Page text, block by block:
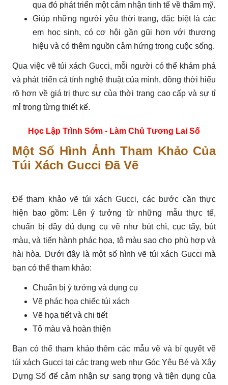
qua đó phát triển một cảm nhận tinh tế về thẩm mỹ.
Giúp những người yêu thời trang, đặc biệt là các
em học sinh, có cơ hội gần gũi hơn với thương
hiệu và có thêm nguồn cảm hứng trong cuộc sống.
Qua việc vẽ túi xách Gucci, mỗi người có thể khám phá
và phát triển cá tính nghệ thuật của mình, đồng thời hiểu
rõ hơn về giá trị thực sự của thời trang cao cấp và sự tỉ
mỉ trong từng thiết kế.
Học Lập Trình Sớm - Làm Chủ Tương Lai Số
Một Số Hình Ảnh Tham Khảo Của
Túi Xách Gucci Đã Vẽ
Để tham khảo vẽ túi xách Gucci, các bước cần thực
hiện bao gồm: Lên ý tưởng từ những mẫu thực tế,
chuẩn bị đầy đủ dụng cụ vẽ như bút chì, cục tẩy, bút
màu, và tiến hành phác họa, tô màu sao cho phù hợp và
hài hòa. Dưới đây là một số hình vẽ túi xách Gucci mà
bạn có thể tham khảo:
Chuẩn bị ý tưởng và dụng cụ
Vẽ phác họa chiếc túi xách
Vẽ họa tiết và chi tiết
Tô màu và hoàn thiện
Bạn có thể tham khảo thêm các mẫu vẽ và bí quyết vẽ
túi xách Gucci tại các trang web như Góc Yêu Bé và Xây
Dựng Số để cảm nhận sự sang trọng và tiện dụng của